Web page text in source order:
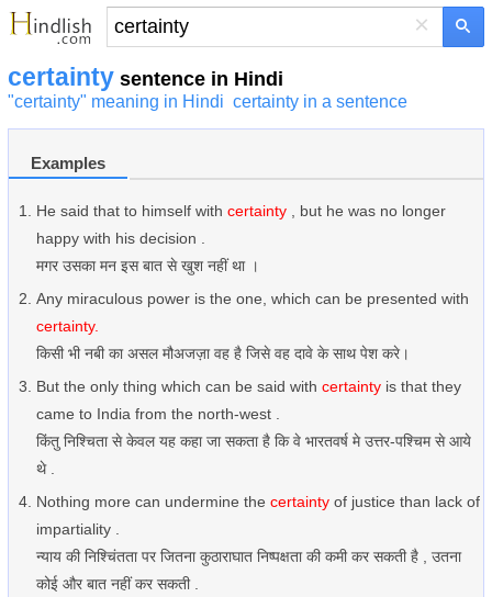
×
certainty sentence in Hindi
"certainty" meaning in Hindi certainty in a sentence
Examples
He said that to himself with certainty , but he was no longer
happy with his decision .
मगर उसका मन इस बात से खुश नहीं था ।
Any miraculous power is the one, which can be presented with
certainty.
किसी भी नबी का असल मौअजज़ा वह ‎है जिसे वह दावे के साथ पेश करे।
But the only thing which can be said with certainty is that they
came to India from the north-west .
किंतु निश्चिता से केवल यह कहा जा सकता है कि वे भारतवर्ष मे उत्तर-पश्चिम से आये
थे .
Nothing more can undermine the certainty of justice than lack of
impartiality .
न्याय की निश्चिंतता पर जितना कुठाराघात निष्पक्षता की कमी कर सकती है , उतना
कोई और बात नहीं कर सकती .